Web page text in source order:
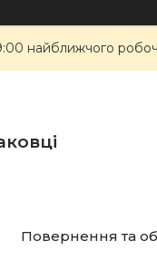
найближчого
Повернення та